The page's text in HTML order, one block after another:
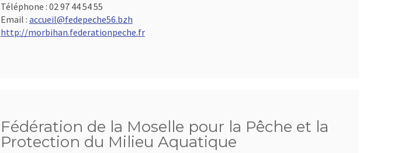
Téléphone : 02 97 44 54 55
Email : accueil@fedepeche56.bzh
http://morbihan.federationpeche.fr
Fédération de la Moselle pour la Pêche et la
Protection du Milieu Aquatique